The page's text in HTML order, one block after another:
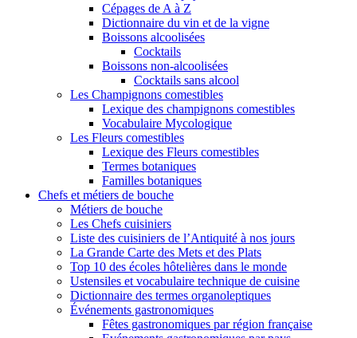
Cépages de A à Z
Dictionnaire du vin et de la vigne
Boissons alcoolisées
Cocktails
Boissons non-alcoolisées
Cocktails sans alcool
Les Champignons comestibles
Lexique des champignons comestibles
Vocabulaire Mycologique
Les Fleurs comestibles
Lexique des Fleurs comestibles
Termes botaniques
Familles botaniques
Chefs et métiers de bouche
Métiers de bouche
Les Chefs cuisiniers
Liste des cuisiniers de l’Antiquité à nos jours
La Grande Carte des Mets et des Plats
Top 10 des écoles hôtelières dans le monde
Ustensiles et vocabulaire technique de cuisine
Dictionnaire des termes organoleptiques
Événements gastronomiques
Fêtes gastronomiques par région française